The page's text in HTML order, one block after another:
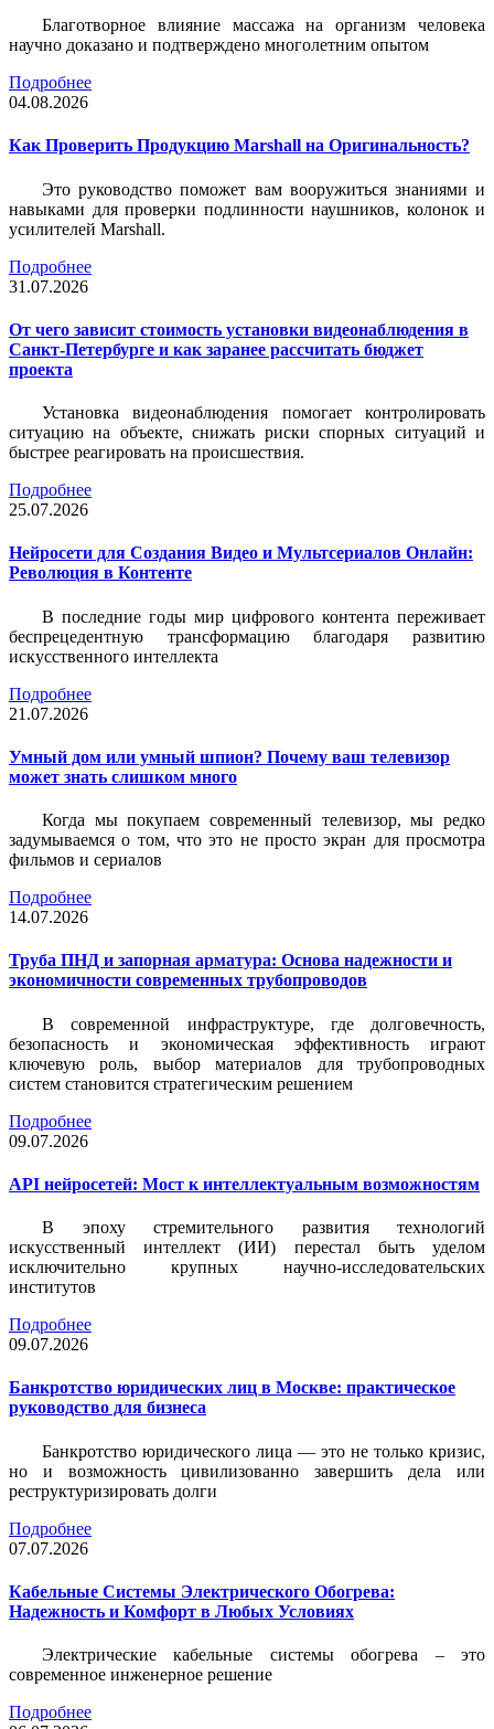
Благотворное влияние массажа на организм человека
научно доказано и подтверждено многолетним опытом
Подробнее
04.08.2026
Как Проверить Продукцию Marshall на Оригинальность?
Это руководство поможет вам вооружиться знаниями и
навыками для проверки подлинности наушников, колонок и
усилителей Marshall.
Подробнее
31.07.2026
От чего зависит стоимость установки видеонаблюдения в
Санкт-Петербурге и как заранее рассчитать бюджет
проекта
Установка видеонаблюдения помогает контролировать
ситуацию на объекте, снижать риски спорных ситуаций и
быстрее реагировать на происшествия.
Подробнее
25.07.2026
Нейросети для Создания Видео и Мультсериалов Онлайн:
Революция в Контенте
В последние годы мир цифрового контента переживает
беспрецедентную трансформацию благодаря развитию
искусственного интеллекта
Подробнее
21.07.2026
Умный дом или умный шпион? Почему ваш телевизор
может знать слишком много
Когда мы покупаем современный телевизор, мы редко
задумываемся о том, что это не просто экран для просмотра
фильмов и сериалов
Подробнее
14.07.2026
Труба ПНД и запорная арматура: Основа надежности и
экономичности современных трубопроводов
В современной инфраструктуре, где долговечность,
безопасность и экономическая эффективность играют
ключевую роль, выбор материалов для трубопроводных
систем становится стратегическим решением
Подробнее
09.07.2026
API нейросетей: Мост к интеллектуальным возможностям
В эпоху стремительного развития технологий
искусственный интеллект (ИИ) перестал быть уделом
исключительно крупных научно-исследовательских
институтов
Подробнее
09.07.2026
Банкротство юридических лиц в Москве: практическое
руководство для бизнеса
Банкротство юридического лица — это не только кризис,
но и возможность цивилизованно завершить дела или
реструктуризировать долги
Подробнее
07.07.2026
Кабельные Системы Электрического Обогрева:
Надежность и Комфорт в Любых Условиях
Электрические кабельные системы обогрева – это
современное инженерное решение
Подробнее